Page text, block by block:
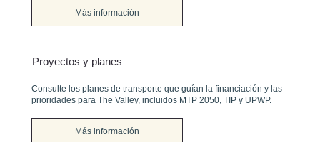
Más información
Proyectos y planes
Consulte los planes de transporte que guían la financiación y las
prioridades para The Valley, incluidos MTP 2050, TIP y UPWP.
Más información